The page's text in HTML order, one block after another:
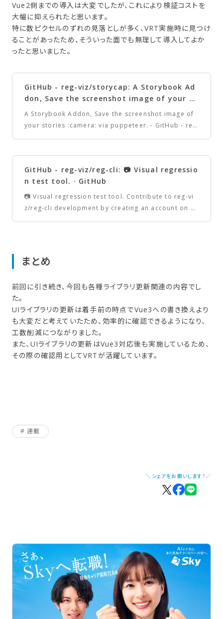
Vue2側までの導入は大変でしたが、これにより検証コストを
大幅に抑えられたと思います。
特に数ピクセルのずれの見落としが多く、VRT実施時に見つけ
ることがあったため、そういった面でも無理して導入してよか
ったと思いました。
GitHub - reg-viz/storycap: A Storybook Ad
don, Save the screenshot image of your st
ories via puppeteer. · GitHub
A Storybook Addon, Save the screenshot image of
your stories :camera: via puppeteer. - GitHub - reg
-viz/storycap: A Storybook Addon, Save the screen
GitHub - reg-viz/reg-cli: 📷 Visual regressio
n test tool. · GitHub
📷 Visual regression test tool. Contribute to reg-vi
z/reg-cli development by creating an account on Gi
tHub.
まとめ
前回に引き続き、今回も各種ライブラリ更新関連の内容でし
た。
UIライブラリの更新は着手前の時点でVue3への書き換えより
も大変だと考えていたため、効率的に確認できるようになり、
工数削減につながりました。
また、UIライブラリの更新はVue3対応後も実施しているため、
その際の確認用としてVRTが活躍しています。
連載
＼シェアをお願いします！／